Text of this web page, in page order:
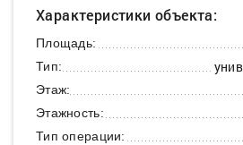
Характеристики объекта:
Площадь:
Тип:
Этаж:
Этажность:
Тип операции: